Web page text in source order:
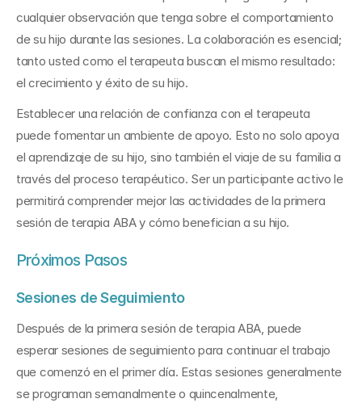
cualquier observación que tenga sobre el comportamiento
de su hijo durante las sesiones. La colaboración es esencial;
tanto usted como el terapeuta buscan el mismo resultado:
el crecimiento y éxito de su hijo.
Establecer una relación de confianza con el terapeuta
puede fomentar un ambiente de apoyo. Esto no solo apoya
el aprendizaje de su hijo, sino también el viaje de su familia a
través del proceso terapéutico. Ser un participante activo le
permitirá comprender mejor las actividades de la primera
sesión de terapia ABA y cómo benefician a su hijo.
Próximos Pasos
Sesiones de Seguimiento
Después de la primera sesión de terapia ABA, puede
esperar sesiones de seguimiento para continuar el trabajo
que comenzó en el primer día. Estas sesiones generalmente
se programan semanalmente o quincenalmente,